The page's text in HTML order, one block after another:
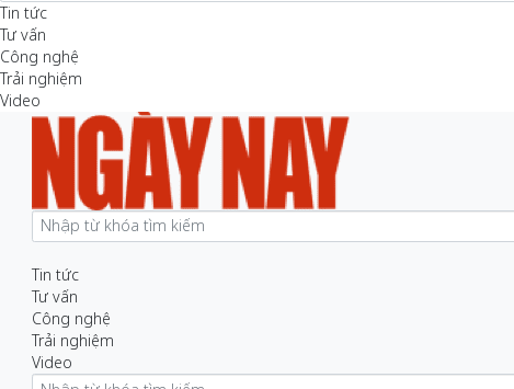
Tin tức
Tư vấn
Công nghệ
Trải nghiệm
Video
Tin tức
Tư vấn
Công nghệ
Trải nghiệm
Video